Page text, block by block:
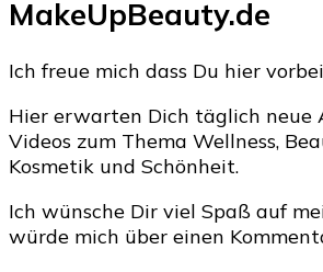
MakeUpBeauty.de
Ich freue mich dass Du hier
Hier erwarten Dich täglich neue
Videos zum Thema Wellness,
Kosmetik und Schönheit.
Ich wünsche Dir viel Spaß auf
würde mich über einen